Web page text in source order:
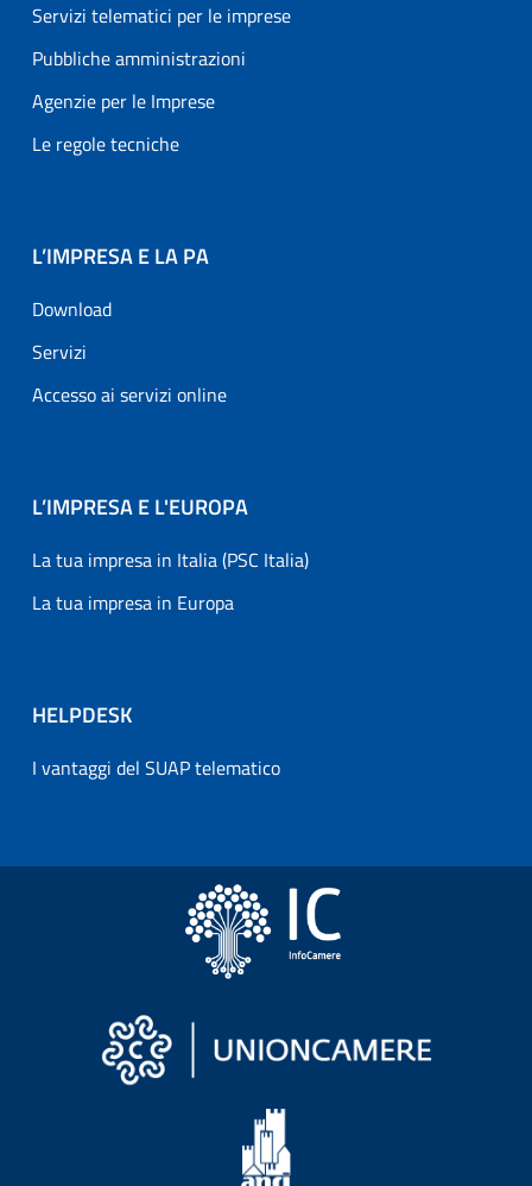
Servizi telematici per le imprese
Pubbliche amministrazioni
Agenzie per le Imprese
Le regole tecniche
L’IMPRESA E LA PA
Download
Servizi
Accesso ai servizi online
L’IMPRESA E L'EUROPA
La tua impresa in Italia (PSC Italia)
La tua impresa in Europa
HELPDESK
I vantaggi del SUAP telematico